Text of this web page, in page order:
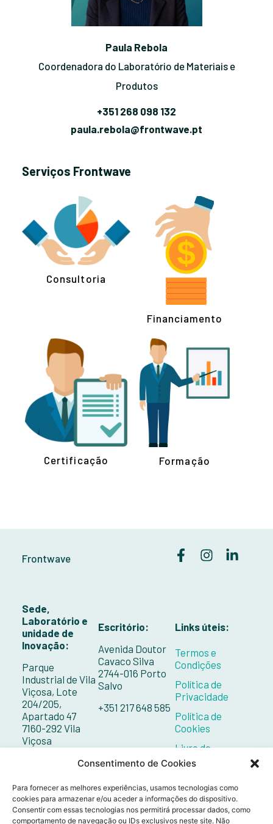
Consentimento de Cookies
Para fornecer as melhores experiências, usamos tecnologias como
cookies para armazenar e/ou aceder a informações do dispositivo.
Consentir com essas tecnologias nos permitirá processar dados, como
comportamento de navegação ou IDs exclusivos neste site. Não
Paula Rebola
Coordenadora do Laboratório de Materiais e
Produtos
+351 268 098 132
paula.rebola@frontwave.pt
Serviços Frontwave
Consultoria
Financiamento
Certificação Formação
Frontwave
Sede,
Laboratório e
unidade de
Inovação:
Parque
Industrial de Vila
Viçosa, Lote
204/205,
Apartado 47
7160-292 Vila
Viçosa
+351 268 098 132
Escritório:
Avenida Doutor
Cavaco Silva
2744-016 Porto
Salvo
+351 217 648 585
Links úteis:
Termos e
Condições
Política de
Privacidade
Política de
Cookies
Livro de
Reclamações